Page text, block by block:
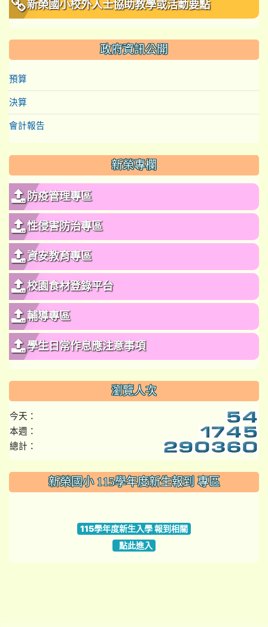
新榮國小校外人士協助教學或活動要點
政府資訊公開
預算
決算
會計報告
新榮專欄
防疫管理專區
性侵害防治專區
資安教育專區
校園食材登錄平台
輔導專區
學生日常作息應注意事項
瀏覽人次
今天：
本週：
總計：
::: 新榮國小 115學年度新生報到 專區
115學年度新生入學 報到相關
點此進入